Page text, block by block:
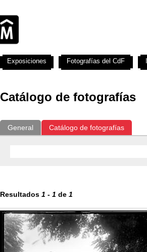
Catálogo de fotografías
General Catálogo de fotografías
Resultados 1 - 1 de 1
Exposiciones Fotografías del CdF